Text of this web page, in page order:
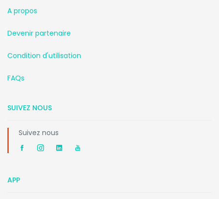
A propos
Devenir partenaire
Condition d'utilisation
FAQs
SUIVEZ NOUS
Suivez nous
APP